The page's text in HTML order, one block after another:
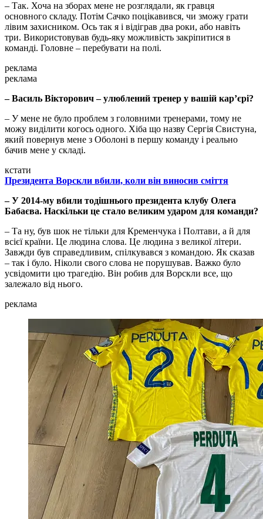
– Так. Хоча на зборах мене не розглядали, як гравця
основного складу. Потім Сачко поцікавився, чи зможу грати
лівим захисником. Ось так я і відіграв два роки, або навіть
три. Використовував будь-яку можливість закріпитися в
команді. Головне – перебувати на полі.
реклама
реклама
– Василь Вікторович – улюблений тренер у вашій кар’єрі?
– У мене не було проблем з головними тренерами, тому не
можу виділити когось одного. Хіба що назву Сергія Свистуна,
який повернув мене з Оболоні в першу команду і реально
бачив мене у складі.
кстати
Президента Ворскли вбили, коли він виносив сміття
– У 2014-му вбили тодішнього президента клубу Олега
Бабаєва. Наскільки це стало великим ударом для команди?
– Та ну, був шок не тільки для Кременчука і Полтави, а й для
всієї країни. Це людина слова. Це людина з великої літери.
Завжди був справедливим, спілкувався з командою. Як сказав
– так і було. Ніколи свого слова не порушував. Важко було
усвідомити цю трагедію. Він робив для Ворскли все, що
залежало від нього.
реклама